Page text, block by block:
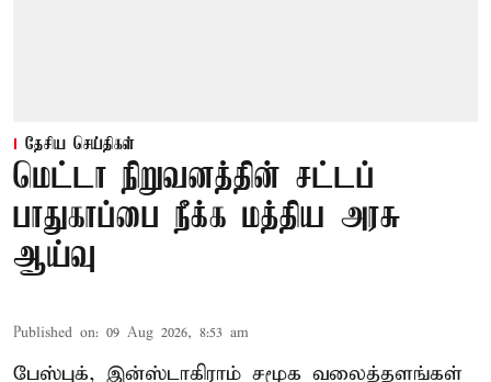
தேசிய செய்திகள்
மெட்டா நிறுவனத்தின் சட்டப்
பாதுகாப்பை நீக்க மத்திய அரசு
ஆய்வு
Published on: 09 Aug 2026, 8:53 am
பேஸ்புக், இன்ஸ்டாகிராம் சமூக வலைத்தளங்கள்